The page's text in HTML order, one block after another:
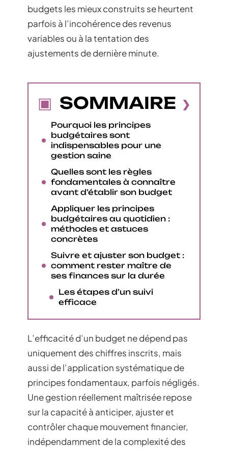
budgets les mieux construits se heurtent
parfois à l’incohérence des revenus
variables ou à la tentation des
ajustements de dernière minute.
SOMMAIRE
Pourquoi les principes
budgétaires sont
indispensables pour une
gestion saine
Quelles sont les règles
fondamentales à connaître
avant d’établir son budget
Appliquer les principes
budgétaires au quotidien :
méthodes et astuces
concrètes
Suivre et ajuster son budget :
comment rester maître de
ses finances sur la durée
Les étapes d’un suivi
efficace
L’efficacité d’un budget ne dépend pas
uniquement des chiffres inscrits, mais
aussi de l’application systématique de
principes fondamentaux, parfois négligés.
Une gestion réellement maîtrisée repose
sur la capacité à anticiper, ajuster et
contrôler chaque mouvement financier,
indépendamment de la complexité des